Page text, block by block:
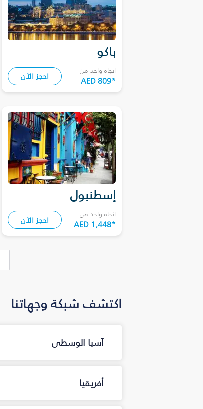
باكو
اتجاه واحد من
AED 809* احجز الآن
إسطنبول
اتجاه واحد من
AED 1,448* احجز الآن
اكتشف شبكة وجهاتنا
آسيا الوسطى
أفريقيا